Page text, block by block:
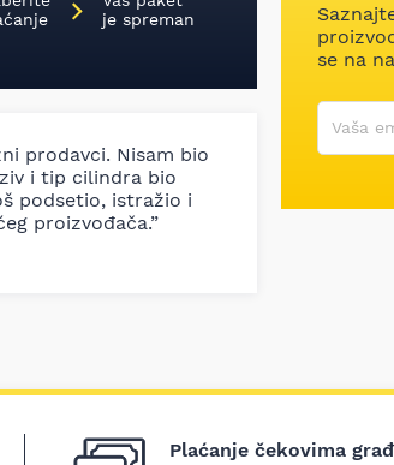
je spreman
prodavci. Nisam bio
i tip cilindra bio
podsetio, istražio i
proizvođača.”
se na
Vaša
Plaćanje čekovima